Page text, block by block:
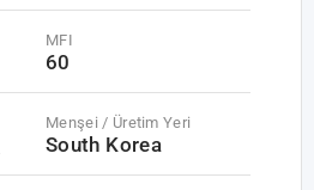
MFI
60
Menşei / Üretim Yeri
South Korea